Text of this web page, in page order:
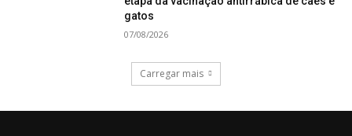
gatos
07/08/2026
Carregar mais